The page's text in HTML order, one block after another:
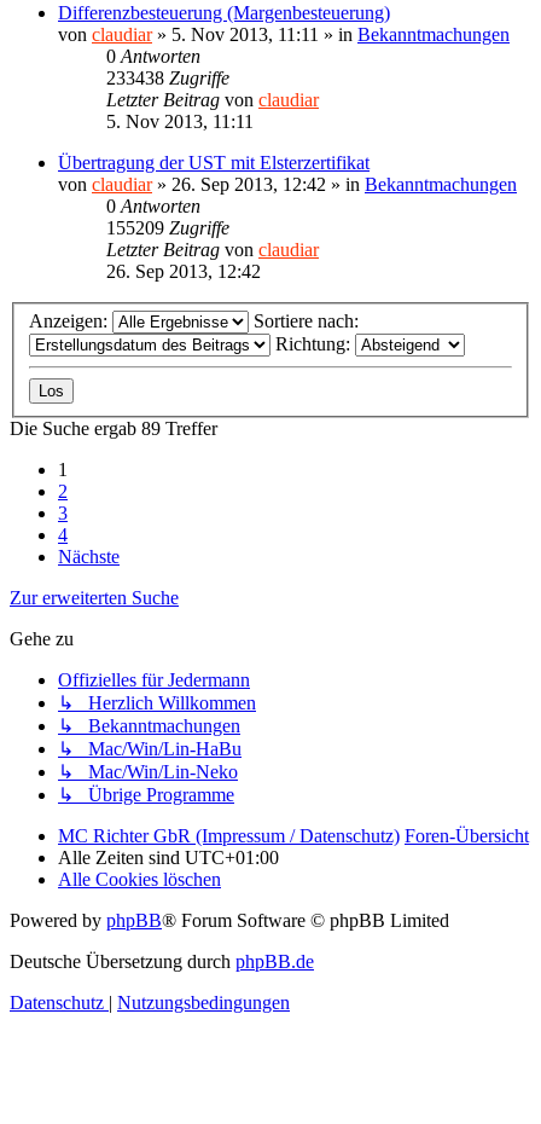
Differenzbesteuerung (Margenbesteuerung)
von claudiar» 5. Nov 2013, 11:11 » in Bekanntmachungen
0 Antworten
233438 Zugriffe
Letzter Beitrag von claudiar
5. Nov 2013, 11:11
Übertragung der UST mit Elsterzertifikat
von claudiar» 26. Sep 2013, 12:42 » in Bekanntmachungen
0 Antworten
155209 Zugriffe
Letzter Beitrag von claudiar
26. Sep 2013, 12:42
Anzeigen:
Sortiere nach:
Richtung:
Die Suche ergab 89 Treffer
1
2
3
4
Nächste
Zur erweiterten Suche
Gehe zu
Offizielles für Jedermann
↳ Herzlich Willkommen
↳ Bekanntmachungen
↳ Mac/Win/Lin-HaBu
↳ Mac/Win/Lin-Neko
↳ Übrige Programme
MC Richter GbR (Impressum / Datenschutz) Foren-Übersicht
Alle Zeiten sind UTC+01:00
Alle Cookies löschen
Powered by phpBB® Forum Software © phpBB Limited
Deutsche Übersetzung durch phpBB.de
Datenschutz
Nutzungsbedingungen